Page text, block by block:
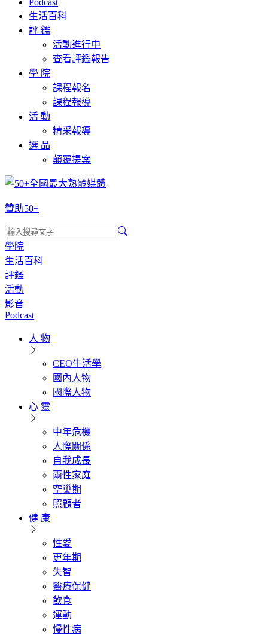
Podcast
生活百科
評 鑑
活動進行中
查看評鑑報告
學 院
課程報名
課程報導
活 動
精采報導
選 品
顛覆提案
贊助50+
學院
生活百科
評鑑
活動
影音
Podcast
人 物
CEO生活學
國內人物
國際人物
心 靈
中年危機
人際關係
自我成長
兩性家庭
空巢期
照顧者
健 康
性愛
更年期
失智
醫療保健
飲食
運動
慢性病